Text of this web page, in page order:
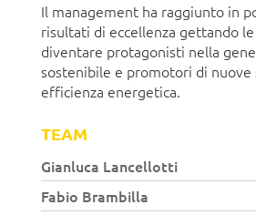
Il management ha raggiunto in
risultati di eccellenza gettando
diventare protagonisti nella
sostenibile e promotori di nuove
efficienza energetica.
TEAM
Gianluca Lancellotti
Fabio Brambilla